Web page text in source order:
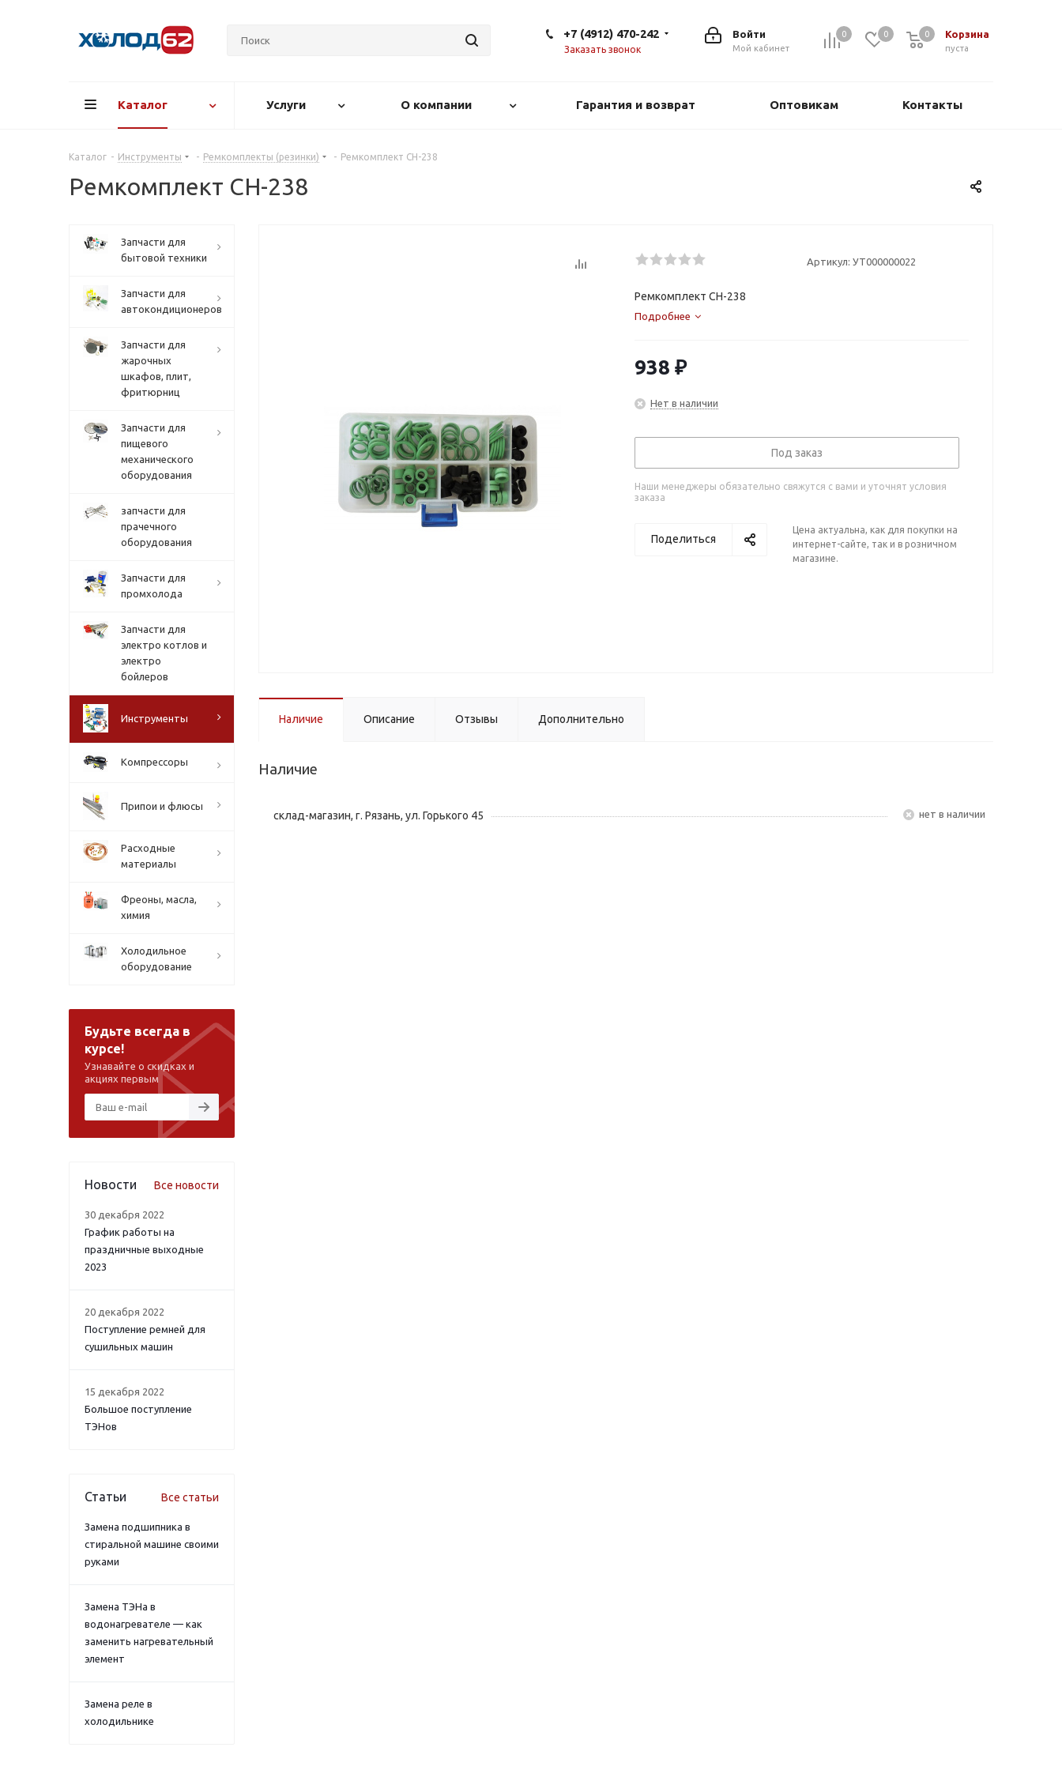
0 0 Корзина
0
пуста
0
Войти
Мой кабинет
+7 (4912) 470-242
Заказать звонок
Каталог Услуги О компании Гарантия и возврат Оптовикам Контакты
Каталог - Инструменты - Ремкомплекты (резинки) - Ремкомплект СН-238
Ремкомплект СН-238
Артикул: УТ000000022
Ремкомплект СН-238
Подробнее
938 ₽
Нет в наличии
Под заказ
Наши менеджеры обязательно свяжутся с вами и уточнят условия
заказа
Поделиться
Цена актуальна, как для покупки на
интернет-сайте, так и в розничном
магазине.
Наличие Описание Отзывы Дополнительно
Наличие
склад-магазин, г. Рязань, ул. Горького 45 Нет в наличии
Запчасти для
бытовой техники
Запчасти для
автокондиционеров
Запчасти для
жарочных
шкафов, плит,
фритюрниц
Запчасти для
пищевого
механического
оборудования
запчасти для
прачечного
оборудования
Запчасти для
промхолода
Запчасти для
электро котлов и
электро
бойлеров
Инструменты
Компрессоры
Припои и флюсы
Расходные
материалы
Фреоны, масла,
химия
Холодильное
оборудование
Будьте всегда в
курсе!
Узнавайте о скидках и
акциях первым
Новости Все новости
30 декабря 2022
График работы на
праздничные выходные
2023
20 декабря 2022
Поступление ремней для
сушильных машин
15 декабря 2022
Большое поступление
ТЭНов
Статьи Все статьи
Замена подшипника в
стиральной машине своими
руками
Замена ТЭНа в
водонагревателе — как
заменить нагревательный
элемент
Замена реле в
холодильнике